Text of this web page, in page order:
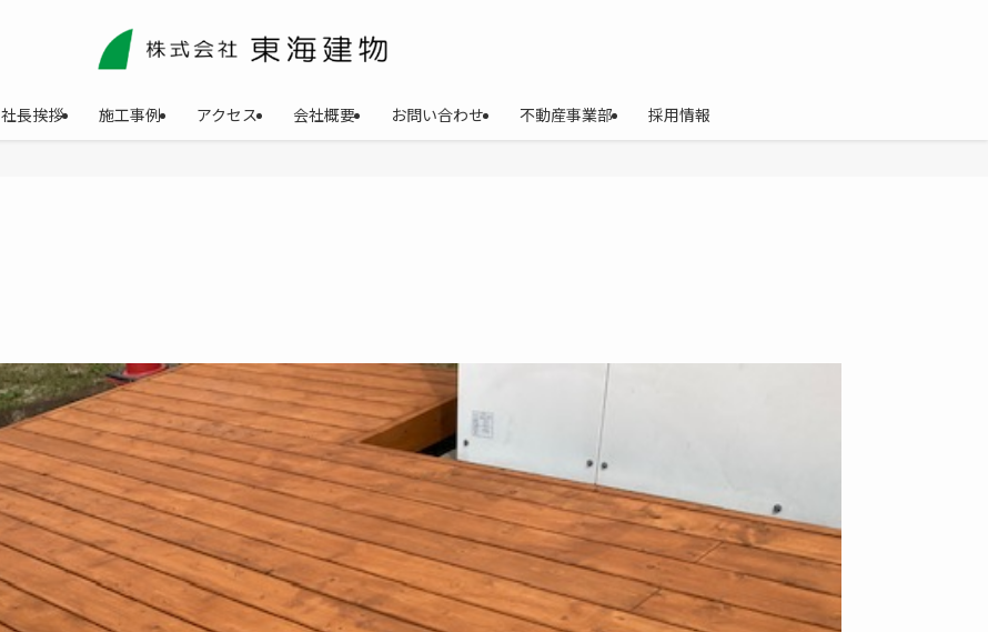
社長挨拶 施工事例 アクセス 会社概要 お問い合わせ 不動産事業部 採用情報